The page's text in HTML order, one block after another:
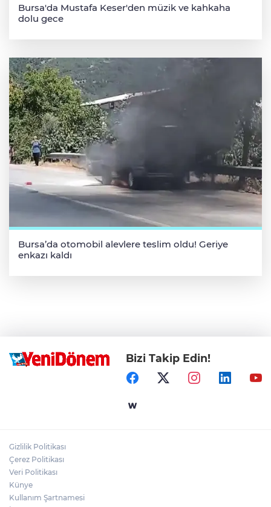
Bursa'da Mustafa Keser'den müzik ve kahkaha
dolu gece
Bursa’da otomobil alevlere teslim oldu! Geriye
enkazı kaldı
Bizi Takip Edin!
Gizlilik Politikası
Çerez Politikası
Veri Politikası
Künye
Kullanım Şartnamesi